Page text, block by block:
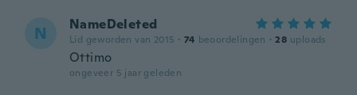
N NameDeleted
Lid geworden van 2015 · 74 beoordelingen · 28 uploads
Ottimo
ongeveer 5 jaar geleden